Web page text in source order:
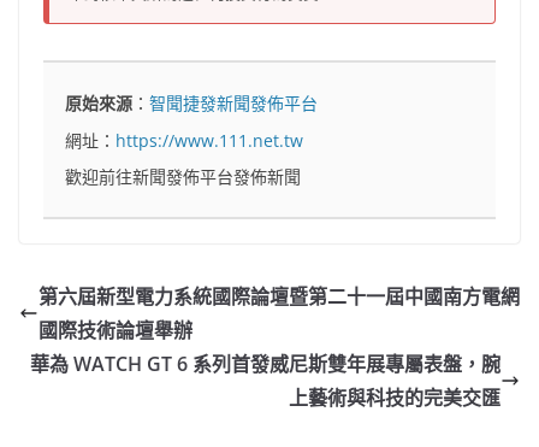
原始來源 ：智聞捷發新聞發佈平台
網址： https://www.111.net.tw
歡迎前往新聞發佈平台發佈新聞
第六屆新型電力系統國際論壇暨第二十一屆中國南方電網
國際技術論壇舉辦
華為 WATCH GT 6 系列首發威尼斯雙年展專屬表盤，腕
上藝術與科技的完美交匯